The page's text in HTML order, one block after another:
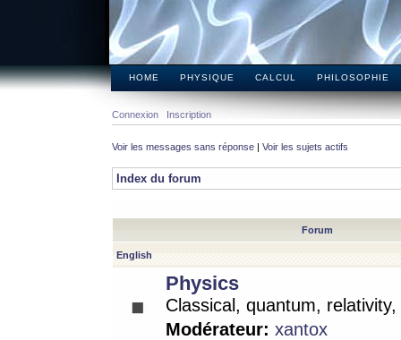
HOME PHYSIQUE CALCUL PHILOSOPHIE
Connexion Inscription
Voir les messages sans réponse | Voir les sujets actifs
Index du forum
Forum
English
Physics
Classical, quantum,
Modérateur: xantox